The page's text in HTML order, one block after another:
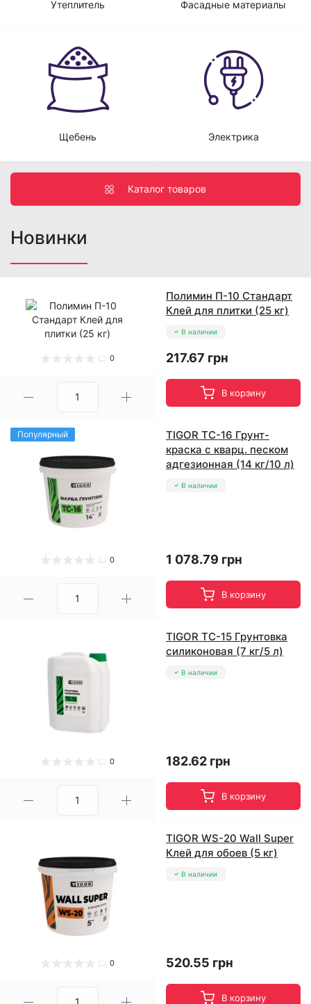
Утеплитель Фасадные материалы
Щебень Электрика
Каталог товаров
Новинки
0
Полимин П-10 Стандарт
Клей для плитки (25 кг)
В наличии
217.67 грн
В корзину
Популярный
0
TIGOR ТС-16 Грунт-
краска с кварц. песком
адгезионная (14 кг/10 л)
В наличии
1 078.79 грн
В корзину
0
TIGOR ТС-15 Грунтовка
силиконовая (7 кг/5 л)
В наличии
182.62 грн
В корзину
0
TIGOR WS-20 Wall Super
Клей для обоев (5 кг)
В наличии
520.55 грн
В корзину